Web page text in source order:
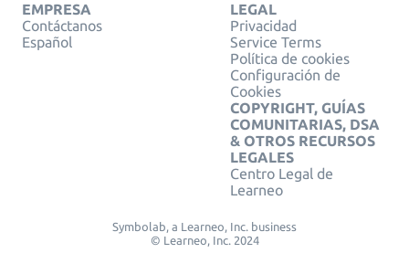
EMPRESA
Contáctanos
Español
LEGAL
Privacidad
Service Terms
Política de cookies
Configuración de
Cookies
COPYRIGHT, GUÍAS
COMUNITARIAS, DSA
& OTROS RECURSOS
LEGALES
Centro Legal de
Learneo
Symbolab, a Learneo, Inc. business
© Learneo, Inc. 2024